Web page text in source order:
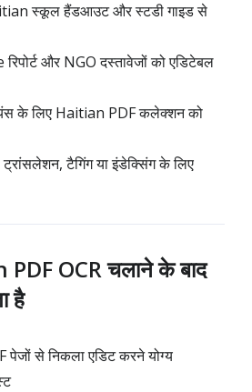
स्कूल हैंडआउट और स्टडी गाइड से
और NGO दस्तावेजों को एडिटेबल
के लिए Haitian PDF कलेक्शन को
टैगिंग या इंडेक्सिंग के लिए
OCR चलाने के बाद
है
पेजों से निकला एडिट करने योग्य